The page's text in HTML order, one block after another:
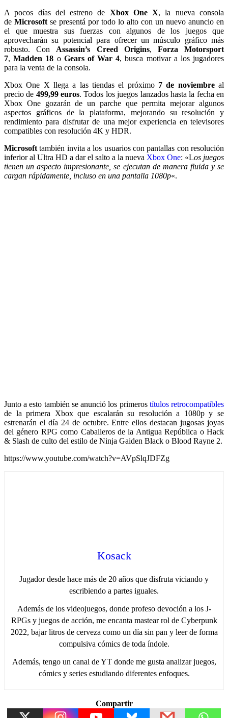
A pocos días del estreno de Xbox One X, la nueva consola
de Microsoft se presentá por todo lo alto con un nuevo anuncio en
el que muestra sus fuerzas con algunos de los juegos que
aprovecharán su potencial para ofrecer un músculo gráfico más
robusto. Con Assassin’s Creed Origins, Forza Motorsport
7,Madden 18 o Gears of War 4, busca motivar a los jugadores
para la venta de la consola.
Xbox One X llega a las tiendas el próximo 7 de noviembreal
precio de 499,99 euros. Todos los juegos lanzados hasta la fecha en
Xbox One gozarán de un parche que permita mejorar algunos
aspectos gráficos de la plataforma, mejorando su resolución y
rendimiento para disfrutar de una mejor experiencia en televisores
compatibles con resolución 4K y HDR.
Microsoft también invita a los usuarios con pantallas con resolución
inferior al Ultra HD a dar el salto a la nueva Xbox One: «Los juegos
tienen un aspecto impresionante, se ejecutan de manera fluida y se
cargan rápidamente, incluso en una pantalla 1080p«.
Junto a esto también se anunció los primeros títulos retrocompatibles
de la primera Xbox que escalarán su resolución a 1080p y se
estrenarán el día 24 de octubre. Entre ellos destacan jugosas joyas
del género RPG como Caballeros de la Antigua República o Hack
& Slash de culto del estilo de Ninja Gaiden Black o Blood Rayne 2.
https://www.youtube.com/watch?v=AVpSlqJDFZg
Kosack
Jugador desde hace más de 20 años que disfruta viciando y
escribiendo a partes iguales.
Además de los videojuegos, donde profeso devoción a los J-
RPGs y juegos de acción, me encanta mastear rol de Cyberpunk
2022, bajar litros de cerveza como un día sin pan y leer de forma
compulsiva cómics de toda índole.
Además, tengo un canal de YT donde me gusta analizar juegos,
cómics y series estudiando diferentes enfoques.
Compartir